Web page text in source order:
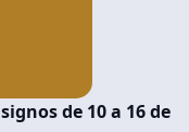
de 10 a 16 de